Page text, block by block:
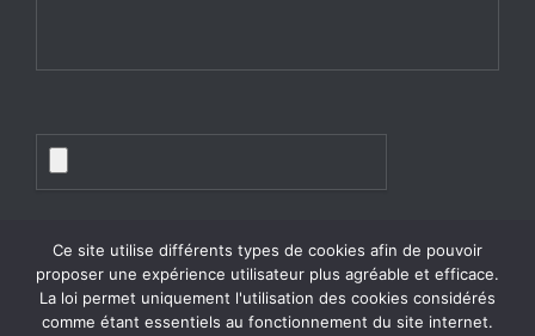
Ce site utilise différents types de cookies afin de pouvoir
proposer une expérience utilisateur plus agréable et efficace.
La loi permet uniquement l'utilisation des cookies considérés
comme étant essentiels au fonctionnement du site internet.